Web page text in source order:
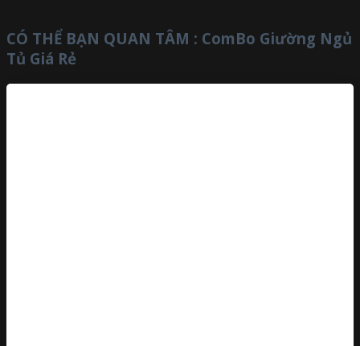
CÓ THỂ BẠN QUAN TÂM : ComBo Giường Ngủ
Tủ Giá Rẻ